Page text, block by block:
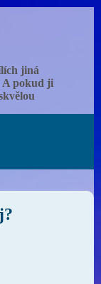
jiná
A pokud ji